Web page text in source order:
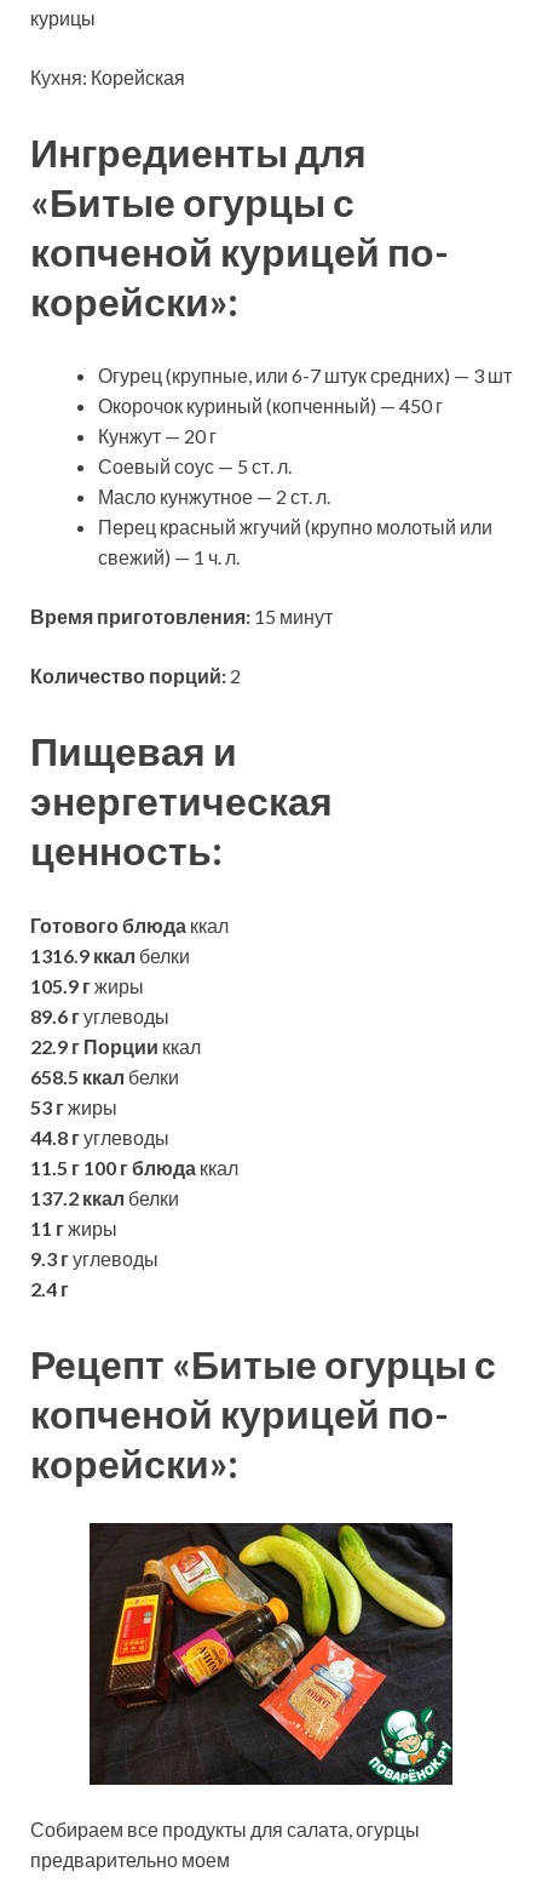
курицы
Кухня: Корейская
Ингредиенты для
«Битые огурцы с
копченой курицей по-
корейски»:
Огурец (крупные, или 6-7 штук средних) — 3 шт
Окорочок куриный (копченный) — 450 г
Кунжут — 20 г
Соевый соус — 5 ст. л.
Масло кунжутное — 2 ст. л.
Перец красный жгучий (крупно молотый или
свежий) — 1 ч. л.
Время приготовления: 15 минут
Количество порций: 2
Пищевая и
энергетическая
ценность:
Готового блюда ккал
1316.9 ккал белки
105.9 гжиры
89.6 гуглеводы
22.9 г Порции ккал
658.5 ккал белки
53 гжиры
44.8 гуглеводы
11.5 г 100 г блюда ккал
137.2 ккал белки
11 гжиры
9.3 гуглеводы
2.4 г
Рецепт «Битые огурцы с
копченой курицей по-
корейски»:
Собираем все продукты для салата, огурцы
предварительно моем